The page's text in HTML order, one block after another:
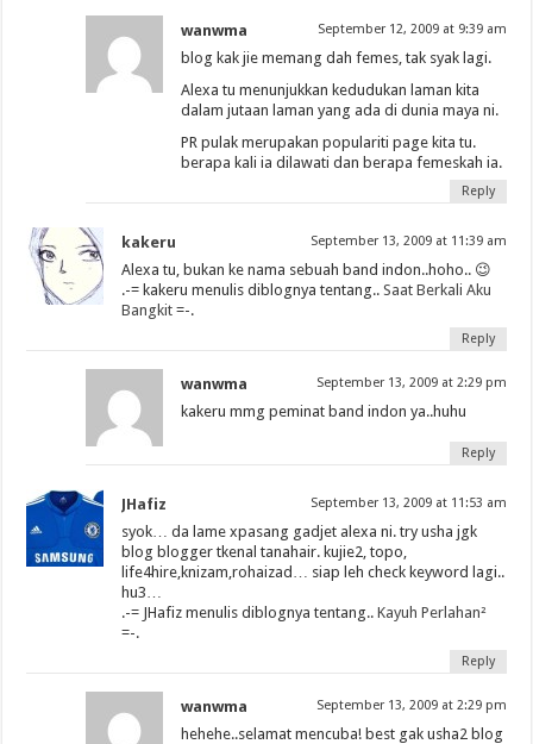
wanwma September 12, 2009 at 9:39 am
blog kak jie memang dah femes, tak syak lagi.
Alexa tu menunjukkan kedudukan laman kita
dalam jutaan laman yang ada di dunia maya ni.
PR pulak merupakan populariti page kita tu.
berapa kali ia dilawati dan berapa femeskah ia.
Reply
kakeru September 13, 2009 at 11:39 am
Alexa tu, bukan ke nama sebuah band indon..hoho.. 😉
.-= kakeru menulis diblognya tentang..Saat Berkali Aku
Bangkit =-.
Reply
wanwma September 13, 2009 at 2:29 pm
kakeru mmg peminat band indon ya..huhu
Reply
JHafiz September 13, 2009 at 11:53 am
syok… da lame xpasang gadjet alexa ni. try usha jgk
blog blogger tkenal tanahair. kujie2, topo,
life4hire,knizam,rohaizad… siap leh check keyword lagi..
hu3…
.-= JHafiz menulis diblognya tentang..Kayuh Perlahan²
=-.
Reply
wanwma September 13, 2009 at 2:29 pm
hehehe..selamat mencuba! best gak usha2 blog